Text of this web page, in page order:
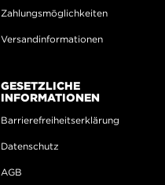
Zahlungsmöglichkeiten
Versandinformationen
GESETZLICHE
INFORMATIONEN
Barrierefreiheitserklärung
Datenschutz
AGB